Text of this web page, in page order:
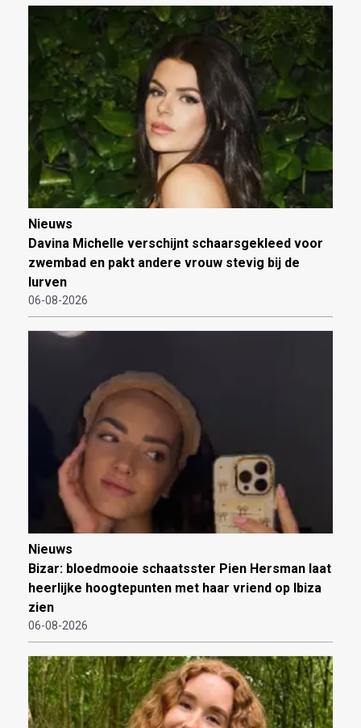
Nieuws
Davina Michelle verschijnt schaarsgekleed voor
zwembad en pakt andere vrouw stevig bij de
lurven
06-08-2026
Nieuws
Bizar: bloedmooie schaatsster Pien Hersman laat
heerlijke hoogtepunten met haar vriend op Ibiza
zien
06-08-2026